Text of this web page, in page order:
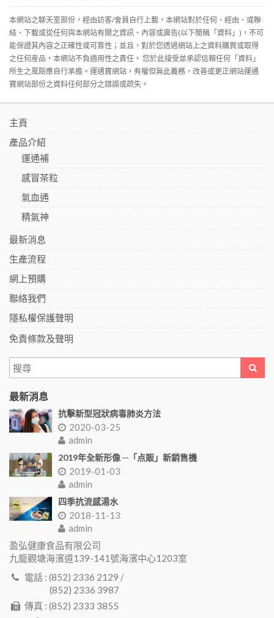
本網站之聊天室部份，經由訪客/會員自行上載，本網站對於任何、經由、或聯
結、下載或從任何與本網站有關之資訊、內容或廣告(以下簡稱「資料」)，不可
能保證其內容之正確性或可靠性；並且，對於您透過網站上之資料購買或取得
之任何産品，本網站不負適用性之責任。 您於此接受並承認信賴任何「資料」
所生之風險應自行承擔。運通寶網站，有權但無此義務，改善或更正網站運通
寶網站部份之資料任何部分之錯誤或疏失。
主頁
產品介紹
運通補
感冒茶粒
氣血通
精氣神
最新消息
生產流程
網上預購
聯絡我們
隱私權保護聲明
免責條款及聲明
最新消息
抗擊新型冠狀病毒肺炎方法
2020-03-25
admin
2019年全新形像 ─「点販」新銷售機
2019-01-03
admin
四季抗流感湯水
2018-11-13
admin
盈弘健康食品有限公司
九龍觀塘海濱道139-141號海濱中心1203室
電話 : (852) 2336 2129 /
(852) 2336 3987
傳真 : (852) 2333 3855